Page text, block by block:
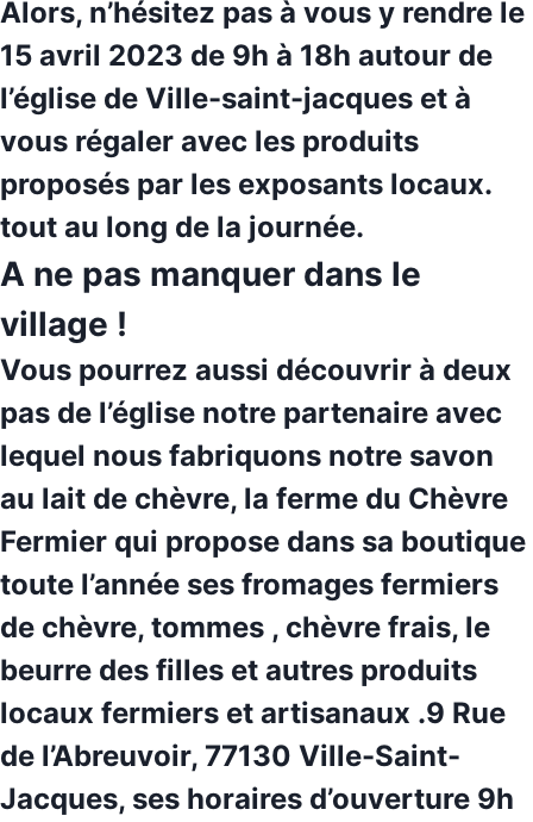
Alors, n’hésitez pas à vous y rendre le
15 avril 2023 de 9h à 18h autour de
l’église de Ville-saint-jacques et à
vous régaler avec les produits
proposés par les exposants locaux.
tout au long de la journée.
A ne pas manquer dans le
village !
Vous pourrez aussi découvrir à deux
pas de l’église notre partenaire avec
lequel nous fabriquons notre savon
au lait de chèvre, la ferme du Chèvre
Fermier qui propose dans sa boutique
toute l’année ses fromages fermiers
de chèvre, tommes , chèvre frais, le
beurre des filles et autres produits
locaux fermiers et artisanaux .9 Rue
de l’Abreuvoir, 77130 Ville-Saint-
Jacques, ses horaires d’ouverture 9h